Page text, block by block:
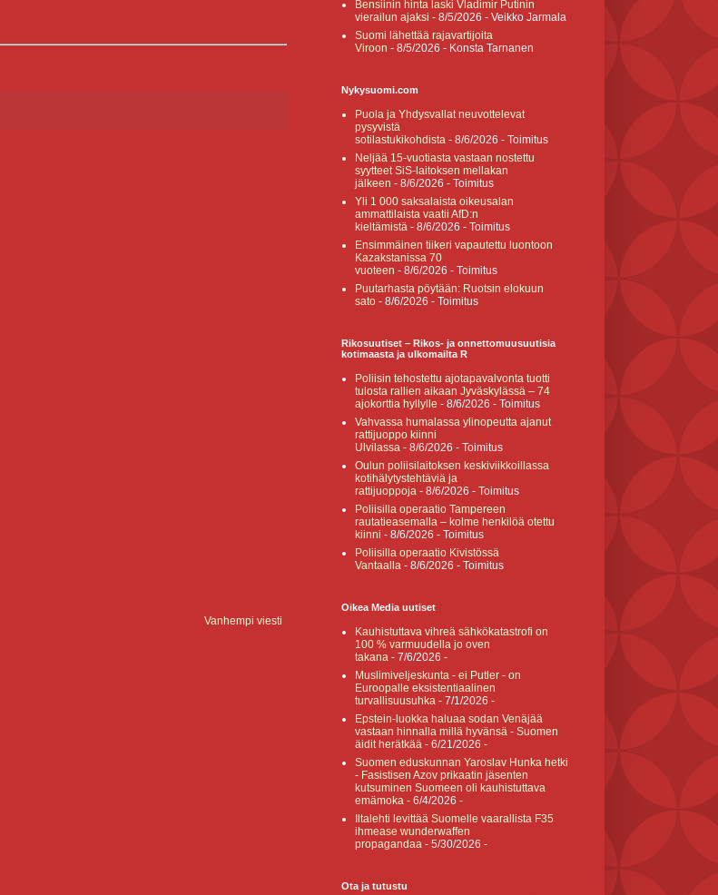
Vanhempi viesti
Bensiinin hinta laski Vladimir Putinin
vierailun ajaksi - 8/5/2026 - Veikko Jarmala
Suomi lähettää rajavartijoita
Viroon - 8/5/2026 - Konsta Tarnanen
Nykysuomi.com
Puola ja Yhdysvallat neuvottelevat
pysyvistä
sotilastukikohdista - 8/6/2026 - Toimitus
Neljää 15-vuotiasta vastaan nostettu
syytteet SiS-laitoksen mellakan
jälkeen - 8/6/2026 - Toimitus
Yli 1 000 saksalaista oikeusalan
ammattilaista vaatii AfD:n
kieltämistä - 8/6/2026 - Toimitus
Ensimmäinen tiikeri vapautettu luontoon
Kazakstanissa 70
vuoteen - 8/6/2026 - Toimitus
Puutarhasta pöytään: Ruotsin elokuun
sato - 8/6/2026 - Toimitus
Rikosuutiset – Rikos- ja onnettomuusuutisia
kotimaasta ja ulkomailta R
Poliisin tehostettu ajotapavalvonta tuotti
tulosta rallien aikaan Jyväskylässä – 74
ajokorttia hyllylle - 8/6/2026 - Toimitus
Vahvassa humalassa ylinopeutta ajanut
rattijuoppo kiinni
Ulvilassa - 8/6/2026 - Toimitus
Oulun poliisilaitoksen keskiviikkoillassa
kotihälytystehtäviä ja
rattijuoppoja - 8/6/2026 - Toimitus
Poliisilla operaatio Tampereen
rautatieasemalla – kolme henkilöä otettu
kiinni - 8/6/2026 - Toimitus
Poliisilla operaatio Kivistössä
Vantaalla - 8/6/2026 - Toimitus
Oikea Media uutiset
Kauhistuttava vihreä sähkökatastrofi on
100 % varmuudella jo oven
takana - 7/6/2026 -
Muslimiveljeskunta - ei Putler - on
Euroopalle eksistentiaalinen
turvallisuusuhka - 7/1/2026 -
Epstein-luokka haluaa sodan Venäjää
vastaan hinnalla millä hyvänsä - Suomen
äidit herätkää - 6/21/2026 -
Suomen eduskunnan Yaroslav Hunka hetki
- Fasistisen Azov prikaatin jäsenten
kutsuminen Suomeen oli kauhistuttava
emämoka - 6/4/2026 -
Iltalehti levittää Suomelle vaarallista F35
ihmease wunderwaffen
propagandaa - 5/30/2026 -
Ota ja tutustu